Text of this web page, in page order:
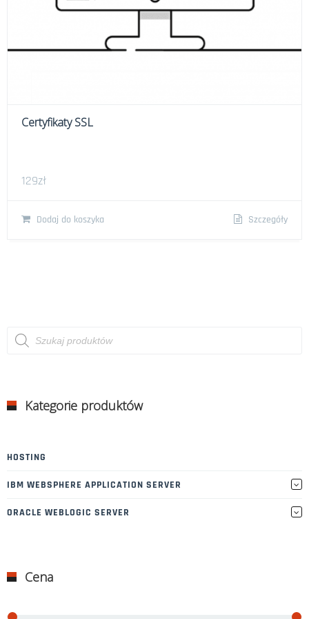
Certyfikaty SSL
129zł
Dodaj do koszyka Szczegóły
Wyszukiwarka
produktów
Kategorie produktów
HOSTING
IBM WEBSPHERE APPLICATION SERVER
ORACLE WEBLOGIC SERVER
Cena